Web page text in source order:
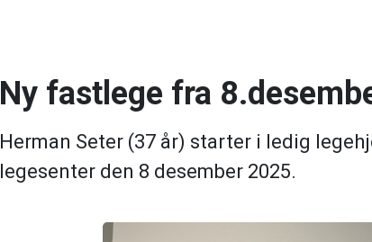
Ny fastlege fra
Herman Seter (37 år) starter i ledig
legesenter den 8 desember 2025.